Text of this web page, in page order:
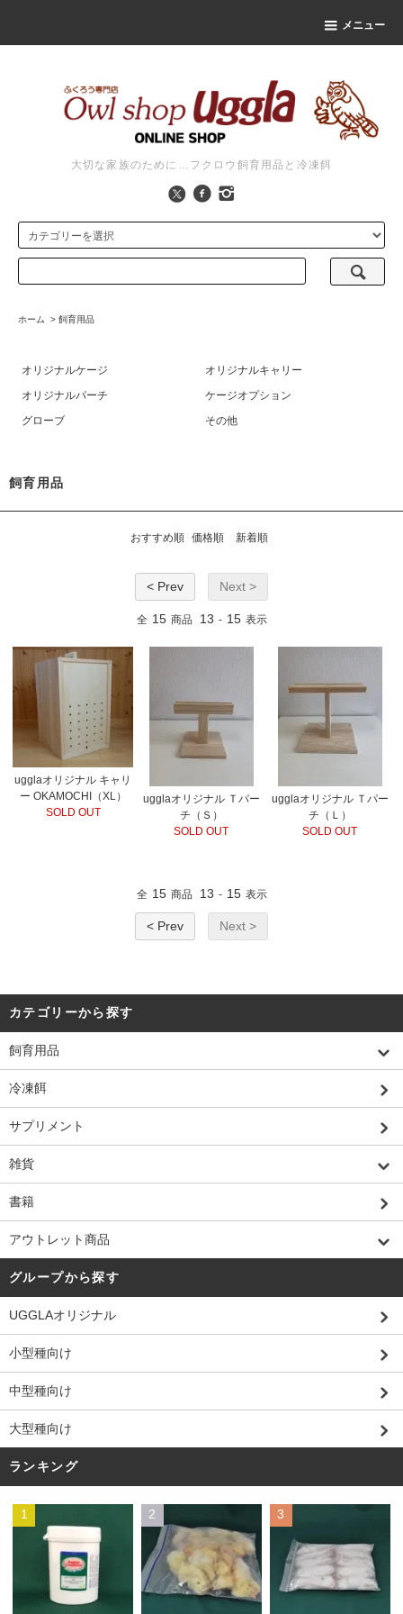
メニュー
大切な家族のために…フクロウ飼育用品と冷凍餌
ホーム > 飼育用品
オリジナルケージ
オリジナルキャリー
オリジナルパーチ
ケージオプション
グローブ
その他
飼育用品
おすすめ順 価格順 新着順
< Prev Next >
全 15 商品 13 - 15 表示
ugglaオリジナル キャリ
ー OKAMOCHI（XL）
SOLD OUT
ugglaオリジナル Ｔパー
チ（Ｓ）
SOLD OUT
ugglaオリジナル Ｔパー
チ（Ｌ）
SOLD OUT
全 15 商品 13 - 15 表示
< Prev Next >
カテゴリーから探す
飼育用品
冷凍餌
サプリメント
雑貨
書籍
アウトレット商品
グループから探す
UGGLAオリジナル
小型種向け
中型種向け
大型種向け
ランキング
1 2 3